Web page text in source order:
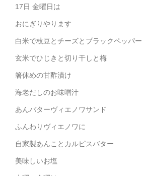
17日 金曜日は
おにぎりやります
白米で枝豆とチーズとブラックペッパー
玄米でひじきと切り干しと梅
箸休めの甘酢漬け
海老だしのお味噌汁
あんバターヴィエノワサンド
ふんわりヴィエノワに
自家製あんことカルピスバター
美味しいお塩